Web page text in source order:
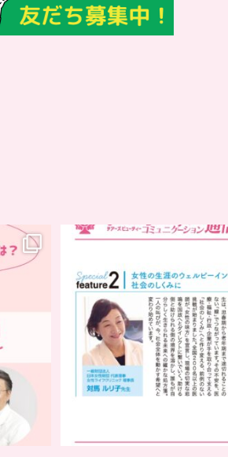
..
コミュニケーション通信とは
...
8 0